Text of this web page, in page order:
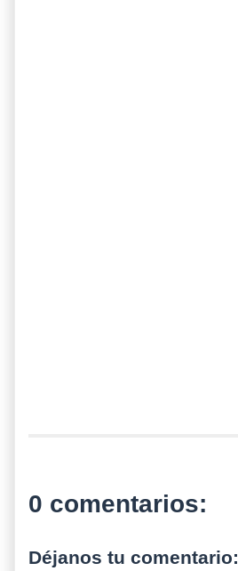
0 comentarios:
Déjanos tu comentario: